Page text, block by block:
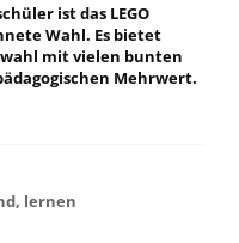
ist das LEGO
Wahl. Es bietet
mit vielen bunten
Mehrwert.
lernen